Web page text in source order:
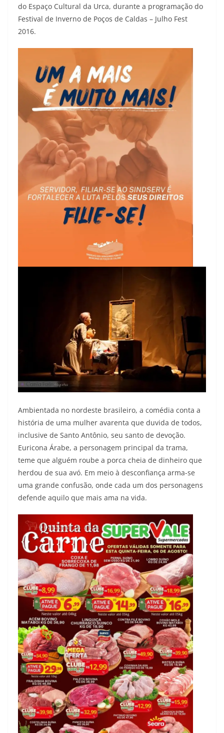
do Espaço Cultural da Urca, durante a programação do
Festival de Inverno de Poços de Caldas – Julho Fest
2016.
Ambientada no nordeste brasileiro, a comédia conta a
história de uma mulher avarenta que duvida de todos,
inclusive de Santo Antônio, seu santo de devoção.
Euricona Árabe, a personagem principal da trama,
teme que alguém roube a porca cheia de dinheiro que
herdou de sua avó. Em meio à desconfiança arma-se
uma grande confusão, onde cada um dos personagens
defende aquilo que mais ama na vida.